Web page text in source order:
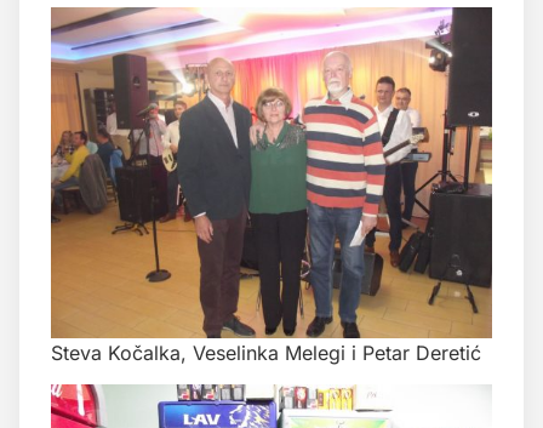
Steva Kočalka, Veselinka Melegi i Petar Deretić